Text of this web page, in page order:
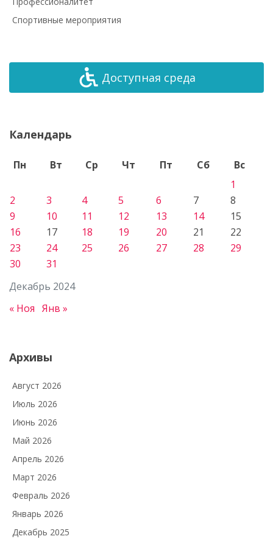
Спортивные мероприятия
Доступная среда
Календарь
Декабрь 2024
Пн Вт Ср Чт Пт Сб
Вс
1
2
3 4 5 6 7
8
9
10 11 12 13 14
15
16
17 18 19 20 21
22
23
24 25 26 27 28
29
30
31
« Ноя Янв »
Архивы
Август 2026
Июль 2026
Июнь 2026
Май 2026
Апрель 2026
Март 2026
Февраль 2026
Январь 2026
Декабрь 2025